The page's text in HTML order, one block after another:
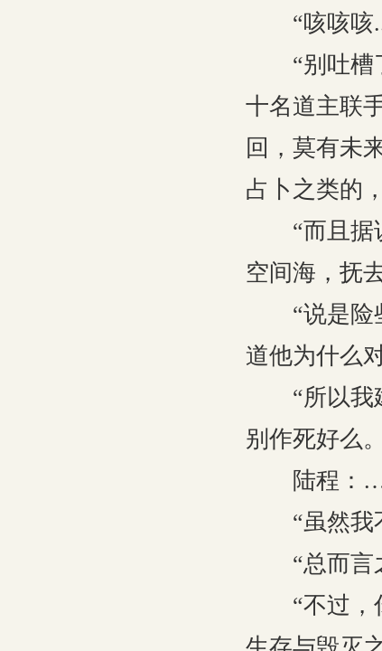
“咳咳咳...
“别吐槽了
十名道主联
回，莫有未
占卜之类的
“而且据说
空间海，抚
“说是险些
道他为什么
“所以我建
别作死好么
陆程：
“虽然我不
“总而言之
“不过，你